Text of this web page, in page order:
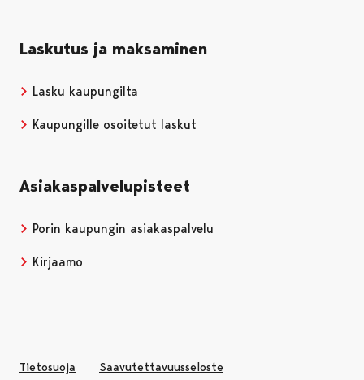
Laskutus ja maksaminen
Lasku kaupungilta
Kaupungille osoitetut laskut
Asiakaspalvelupisteet
Porin kaupungin asiakaspalvelu
Kirjaamo
Tietosuoja Saavutettavuusseloste